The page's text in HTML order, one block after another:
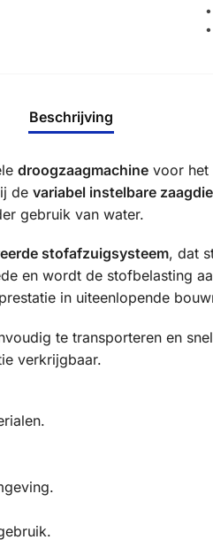
Beschrijving
droogzaagmachinevoor het
de variabel instelbare
gebruik van water.
stofafzuigsysteem, dat
en wordt de stofbelasting
in uiteenlopende
te transporteren en
verkrijgbaar.